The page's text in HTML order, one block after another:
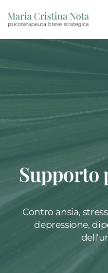
Supporto
Contro ansia,
depressione,